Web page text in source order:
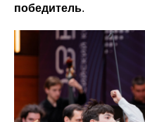
победитель.